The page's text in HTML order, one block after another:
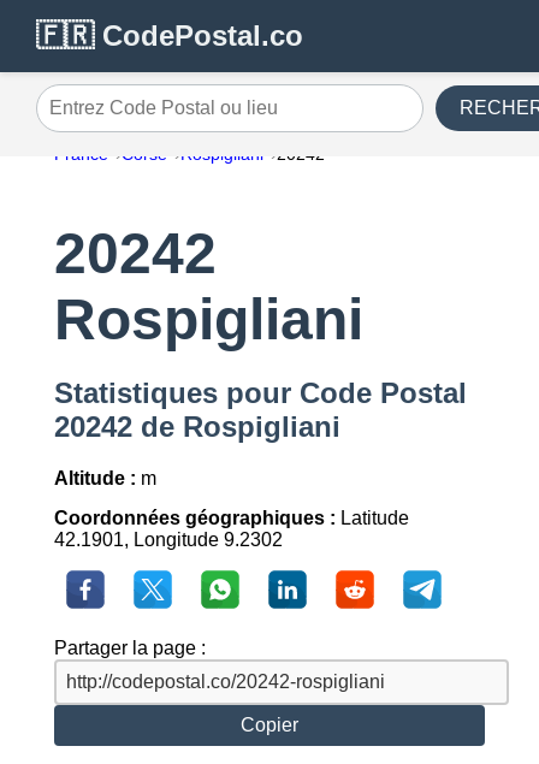
🇫🇷 CodePostal.co
Entrez Code Postal ou lieu
France Corse Rospigliani 20242
20242
Rospigliani
Statistiques pour Code Postal
20242 de Rospigliani
Altitude : m
Coordonnées géographiques : Latitude
42.1901, Longitude 9.2302
Partager la page :
Copier